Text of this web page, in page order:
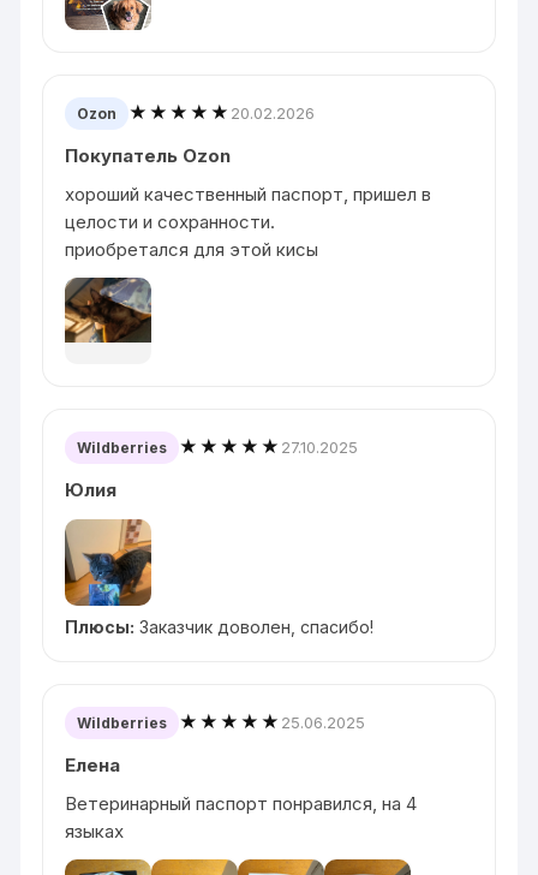
Ozon ★★★★★ 20.02.2026
Покупатель Ozon
хороший качественный паспорт, пришел в
целости и сохранности.
приобретался для этой кисы
Wildberries ★★★★★ 27.10.2025
Юлия
Плюсы: Заказчик доволен, спасибо!
Wildberries ★★★★★ 25.06.2025
Елена
Ветеринарный паспорт понравился, на 4
языках